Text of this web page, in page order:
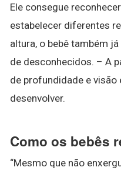
Ele consegue
estabelecer diferentes
altura, o bebê também
de desconhecidos. – A
de profundidade e visão
desenvolver.
Como os bebês
“Mesmo que não